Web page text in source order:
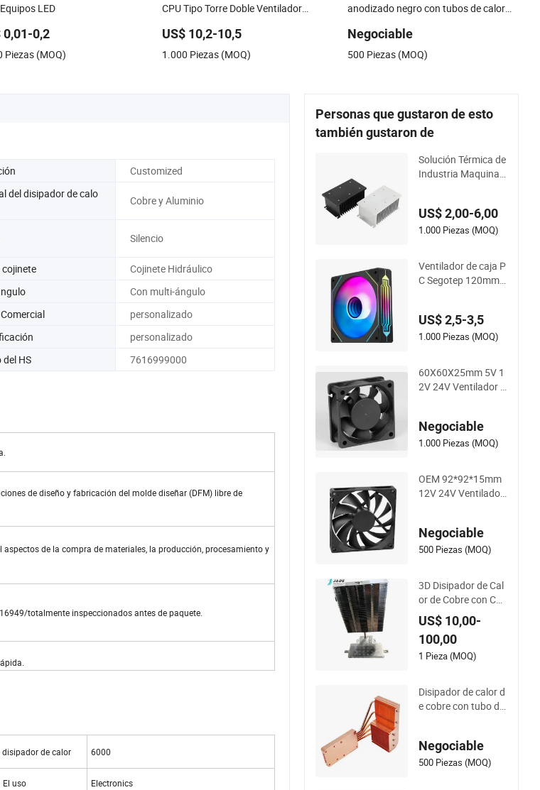
LED
0,01-0,2
Piezas (MOQ)
CPU Tipo Torre Doble Ventilador
Unidades de 6mm Tubo de Calor
Fondo de Cobre Soldadura
US$ 10,2-10,5
1.000 Piezas (MOQ)
anodizado negro con tubos de calor
Negociable
500 Piezas (MOQ)
Customized
del disipador de calo
Cobre y Aluminio
Silencio
cojinete
Cojinete Hidráulico
Con multi-ángulo
personalizado
personalizado
del HS 7616999000
de diseño y fabricación del molde diseñar (DFM) libre de
de la compra de materiales, la producción, procesamiento y
totalmente inspeccionados antes de paquete.
disipador de calor 6000
El uso Electronics
Personas que gustaron de esto
también gustaron de
Solución Térmica de
Industria Maquinad
Granallado Anodiza
do Enfriamiento de
US$ 2,00-6,00
1.000 Piezas (MOQ)
Ventilador de caja P
C Segotep 120mm, i
tadora de alta calid
ad
US$ 2,5-3,5
1.000 Piezas (MOQ)
60X60X25mm 5V 1
2V 24V Ventilador A
Negociable
1.000 Piezas (MOQ)
OEM 92*92*15mm
12V 24V Ventilador
as de CC
Negociable
500 Piezas (MOQ)
3D Disipador de Cal
or de Cobre con Cá
mara de Vapor/ 3D
Disipador de Calor d
e Aire con Cambio d
e Fase de Cobre
US$ 10,00-
100,00
1 Pieza (MOQ)
Disipador de calor d
e cobre con tubo de
Negociable
500 Piezas (MOQ)